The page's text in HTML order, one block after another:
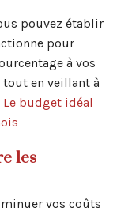
pouvez établir
pour
à vos
tout en veillant à
Le budget idéal
les
vos coûts